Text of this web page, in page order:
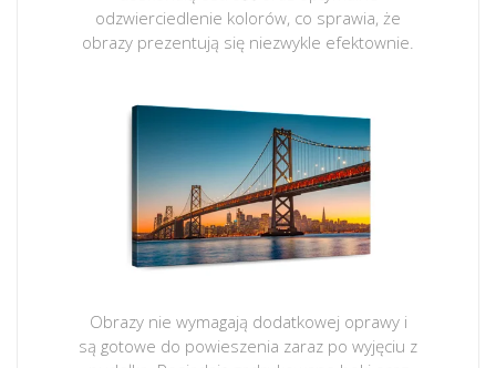
odzwierciedlenie kolorów, co sprawia, że
obrazy prezentują się niezwykle efektownie.
Obrazy nie wymagają dodatkowej oprawy i
są gotowe do powieszenia zaraz po wyjęciu z